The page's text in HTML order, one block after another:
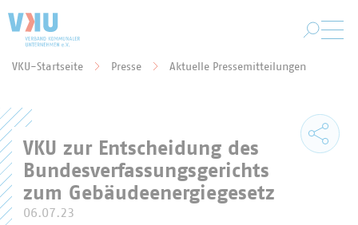
VKU-Startseite Presse Aktuelle Pressemitteilungen
VKU zur Entscheidung des
Bundesverfassungsgerichts
zum Gebäudeenergiegesetz
06.07.23